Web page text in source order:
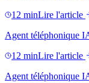
12 minLire l'article
Agent téléphonique
12 minLire l'article
Agent téléphonique